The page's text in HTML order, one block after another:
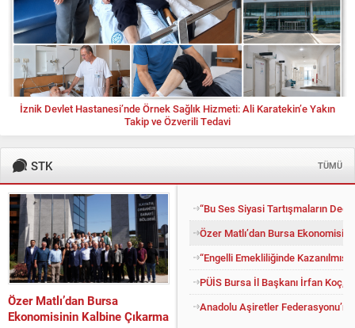
İznik Devlet Hastanesi’nde Örnek Sağlık Hizmeti: Ali Karatekin’e Yakın
Takip ve Özverili Tedavi
STK TÜMÜ
Özer Matlı’dan Bursa
Ekonomisinin Kalbine Çıkarma
“Bu Ses Siyasi Tartışmaların
Özer Matlı’dan Bursa
“Engelli Emekliliğinde
PÜİS Bursa İl Başkanı İrfan Koç,
Anadolu Aşiretler